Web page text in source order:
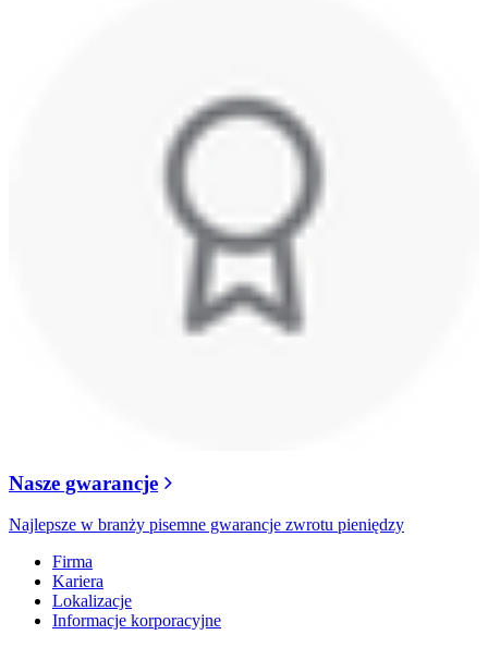
Nasze gwarancje
Najlepsze w branży pisemne gwarancje zwrotu pieniędzy
Firma
Kariera
Lokalizacje
Informacje korporacyjne